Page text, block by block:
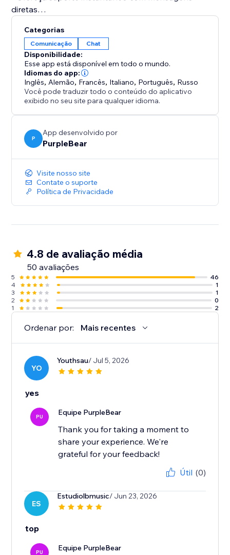
diretas
ativas com um poderoso botão do WhatsApp.
Instale agora e comece a receber mensagens de
clientes instantaneamente.
Categorias
Comunicação Chat
Disponibilidade:
Esse app está disponível em todo o mundo.
Idiomas do app:
Inglês, Alemão, Francês, Italiano, Português, Russo
Você pode traduzir todo o conteúdo do aplicativo
exibido no seu site para qualquer idioma.
P
App desenvolvido por
PurpleBear
Visite nosso site
Contate o suporte
Política de Privacidade
4.8 de avaliação média
50 avaliações
5
46
4
1
3
1
2
0
1
2
Ordenar por: Mais recentes
YO
Youthsau/ Jul 5, 2026
yes
PU Equipe PurpleBear
Thank you for taking a moment to
share your experience. We're
grateful for your feedback!
Útil (0)
ES
Estudiolbmusic/ Jun 23, 2026
top
PU Equipe PurpleBear